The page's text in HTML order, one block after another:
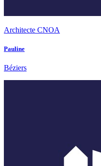
Architecte CNOA
Pauline
Béziers